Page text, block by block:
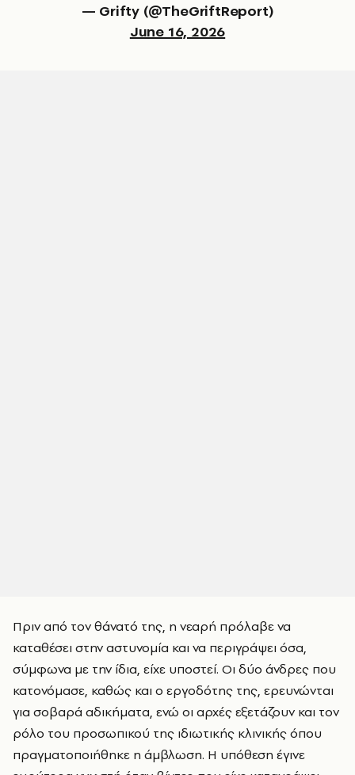
— Grifty (@TheGriftReport)
June 16, 2026
Πριν από τον θάνατό της, η νεαρή πρόλαβε να
καταθέσει στην αστυνομία και να περιγράψει όσα,
σύμφωνα με την ίδια, είχε υποστεί. Οι δύο άνδρες που
κατονόμασε, καθώς και ο εργοδότης της, ερευνώνται
για σοβαρά αδικήματα, ενώ οι αρχές εξετάζουν και τον
ρόλο του προσωπικού της ιδιωτικής κλινικής όπου
πραγματοποιήθηκε η άμβλωση. Η υπόθεση έγινε